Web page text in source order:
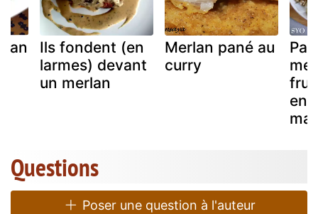
Ils fondent (en
larmes) devant
un merlan
Merlan pané au
curry
en
Questions
Poser une question à l'auteur